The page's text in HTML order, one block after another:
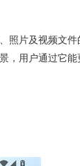
照片及视频文
，用户通过它